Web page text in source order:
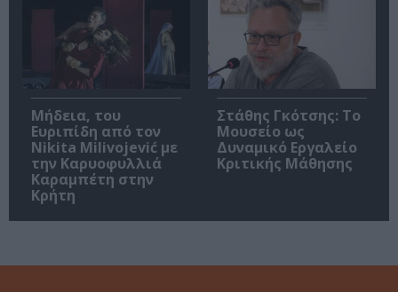
Μήδεια, του
Ευριπίδη από τον
Nikita Milivojević με
την Καρυοφυλλιά
Καραμπέτη στην
Κρήτη
Στάθης Γκότσης: Το
Μουσείο ως
Δυναμικό Εργαλείο
Κριτικής Μάθησης